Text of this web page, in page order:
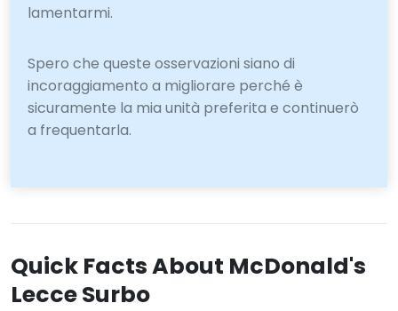
lamentarmi.
Spero che queste osservazioni siano di
incoraggiamento a migliorare perché è
sicuramente la mia unità preferita e continuerò
a frequentarla.
Quick Facts About McDonald's
Lecce Surbo